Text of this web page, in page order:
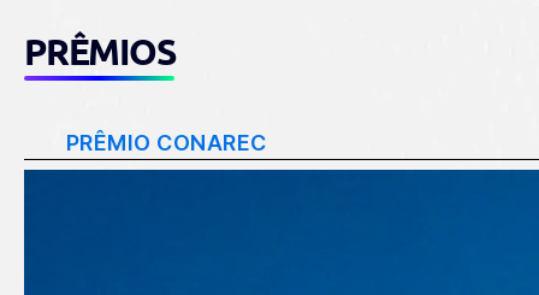
PRÊMIOS
PRÊMIO CONAREC